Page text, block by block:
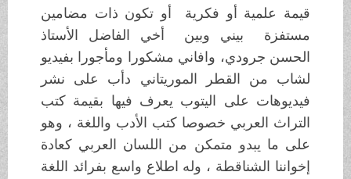
قيمة علمية أو فكرية أو تكون ذات مضامين
مستفزة بيني وبين أخي الفاضل الأستاذ
الحسن جرودي، وافاني مشكورا ومأجورا بفيديو
لشاب من القطر الموريتاني دأب على نشر
فيديوهات على اليتوب يعرف فيها بقيمة كتب
التراث العربي خصوصا كتب الأدب واللغة ، وهو
على ما يبدو متمكن من اللسان العربي كعادة
إخواننا الشناقطة ، وله اطلاع واسع بفرائد اللغة